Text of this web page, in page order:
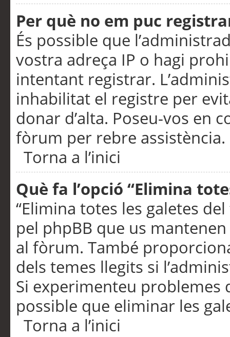
Per què no em puc
És possible que
vostra adreça IP o hagi
intentant registrar.
inhabilitat el registre per
donar d’alta. Poseu-vos en
fòrum per rebre assistència.
Torna a l’inici
Què fa l’opció “Elimina
“Elimina totes les galetes
pel phpBB que us
al fòrum. També
dels temes llegits si
Si experimenteu problemes
possible que eliminar les
Torna a l’inici